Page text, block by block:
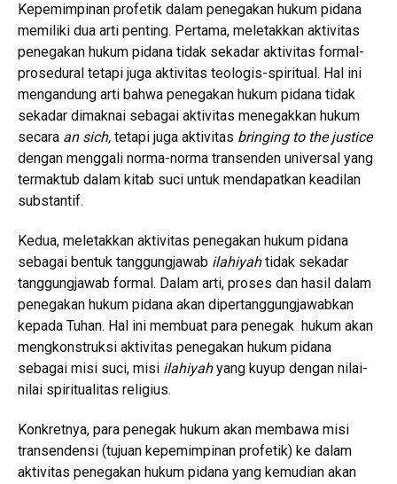
Kepemimpinan profetik dalam penegakan hukum pidana
memiliki dua arti penting. Pertama, meletakkan aktivitas
penegakan hukum pidana tidak sekadar aktivitas formal-
prosedural tetapi juga aktivitas teologis-spiritual. Hal ini
mengandung arti bahwa penegakan hukum pidana tidak
sekadar dimaknai sebagai aktivitas menegakkan hukum
secara an sich, tetapi juga aktivitas bringing to the justice
dengan menggali norma-norma transenden universal yang
termaktub dalam kitab suci untuk mendapatkan keadilan
substantif.
Kedua, meletakkan aktivitas penegakan hukum pidana
sebagai bentuk tanggungjawab ilahiyahtidak sekadar
tanggungjawab formal. Dalam arti, proses dan hasil dalam
penegakan hukum pidana akan dipertanggungjawabkan
kepada Tuhan. Hal ini membuat para penegak hukum akan
mengkonstruksi aktivitas penegakan hukum pidana
sebagai misi suci, misi ilahiyahyang kuyup dengan nilai-
nilai spiritualitas religius.
Konkretnya, para penegak hukum akan membawa misi
transendensi (tujuan kepemimpinan profetik) ke dalam
aktivitas penegakan hukum pidana yang kemudian akan